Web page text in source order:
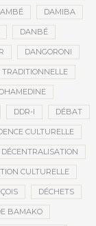
DAMIBA
DANBÉ
DANGORONI
TRADITIONNELLE
DDR-I DÉBAT
CULTURELLE
DÉCENTRALISATION
CULTURELLE
DÉCHETS
BAMAKO